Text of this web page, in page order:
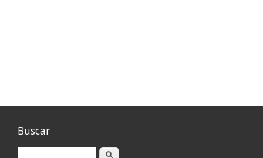
Buscar
Buscar